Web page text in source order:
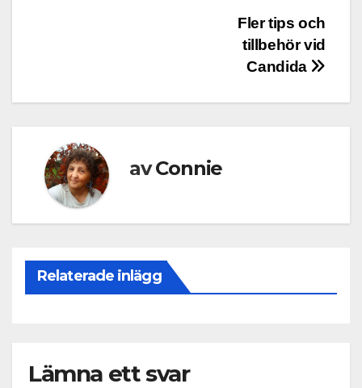
InläggsnavigeringFler tips och
tillbehör vid
Candida
avConnie
Relaterade inlägg
Lämna ett svar